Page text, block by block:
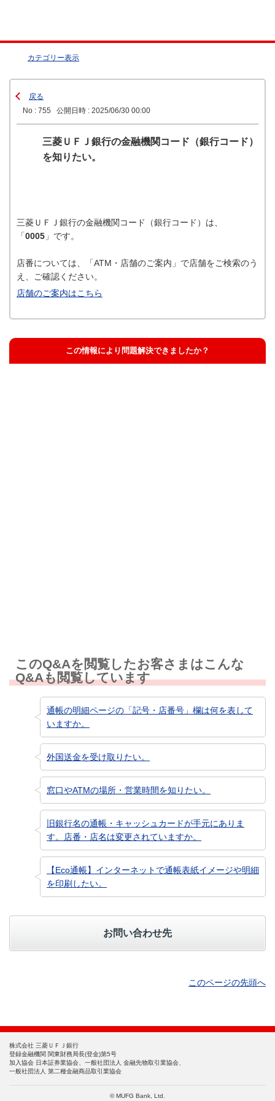
カテゴリー表示
戻る
No : 755
公開日時 : 2025/06/30 00:00
三菱ＵＦＪ銀行の金融機関コード（銀行コード）
を知りたい。
三菱ＵＦＪ銀行の金融機関コード（銀行コード）は、
「0005 」です。
店番については、「ATM・店舗のご案内」で店舗をご検索のう
え、ご確認ください。
店舗のご案内はこちら
この情報により問題解決できましたか？
このQ&Aを閲覧したお客さまはこんな
Q&Aも閲覧しています
通帳の明細ページの「記号・店番号」欄は何を表して
いますか。
外国送金を受け取りたい。
窓口やATMの場所・営業時間を知りたい。
旧銀行名の通帳・キャッシュカードが手元にありま
す。店番・店名は変更されていますか。
【Eco通帳】インターネットで通帳表紙イメージや明細
を印刷したい。
お問い合わせ先
このページの先頭へ
株式会社 三菱ＵＦＪ銀行
登録金融機関 関東財務局長(登金)第5号
加入協会 日本証券業協会、一般社団法人 金融先物取引業協会、
一般社団法人 第二種金融商品取引業協会
© MUFG Bank, Ltd.